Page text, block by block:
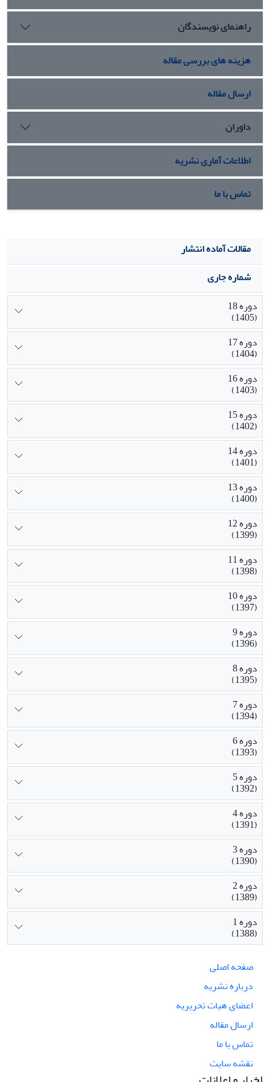
پژوهش با تمرکز بر جایگاه اجتماعی و اقتصادی آتوسا، اهمیت
توجه به منابع کتیبه‌شناختی را برجسته می‌سازد و نقش آن‌ها را
در بازسازی واقع‌بینانه‌ی تاریخ نشان می‌دهد.
راهنمای نویسندگان
هزینه های بررسی مقاله
ارسال مقاله
داوران
اطلاعات آماری نشریه
تماس با ما
مقالات آماده انتشار
شماره جاری
دوره 18
(1405)
دوره 17
(1404)
دوره 16
(1403)
دوره 15
(1402)
دوره 14
(1401)
دوره 13
(1400)
دوره 12
(1399)
دوره 11
(1398)
دوره 10
(1397)
دوره 9
(1396)
دوره 8
(1395)
دوره 7
(1394)
دوره 6
(1393)
دوره 5
(1392)
دوره 4
(1391)
دوره 3
(1390)
دوره 2
(1389)
دوره 1
(1388)
صفحه اصلی
درباره نشریه
اعضای هیات تحریریه
ارسال مقاله
تماس با ما
نقشه سایت